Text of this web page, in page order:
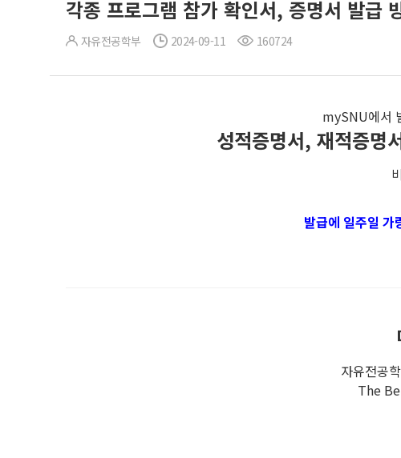
각종 프로그램 참가 확인서, 증명서 발급
자유전공학부 2024-09-11 160724
mySNU에서
성적증명서, 재적증명
발급에 일주일 가
자유전공
The